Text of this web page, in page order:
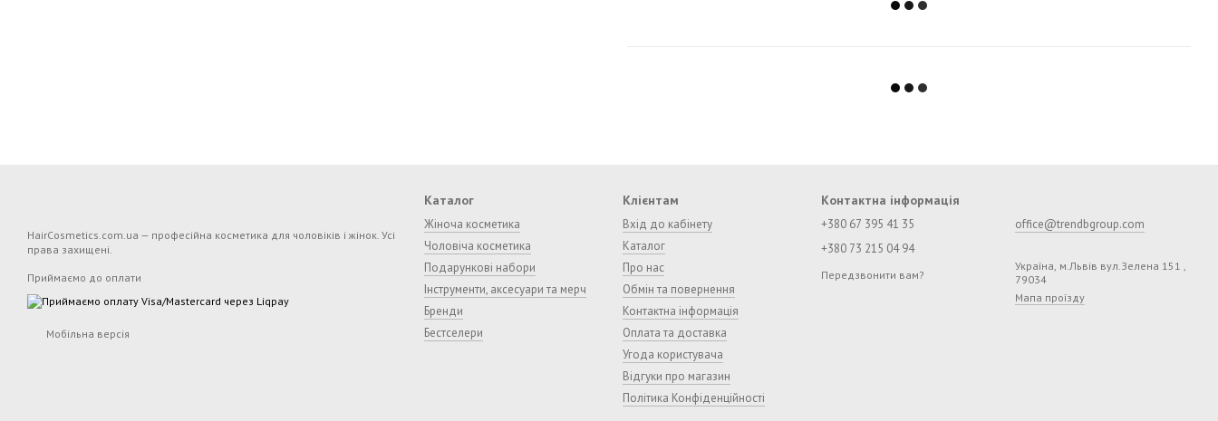
HairCosmetics.com.ua — професійна косметика для чоловіків і жінок. Усі
права захищені.
Приймаємо до оплати
Мобільна версія
Каталог
Жіноча косметика
Чоловіча косметика
Подарункові набори
Інструменти, аксесуари та мерч
Бренди
Бестселери
Клієнтам
Вхід до кабінету
Каталог
Про нас
Обмін та повернення
Контактна інформація
Оплата та доставка
Угода користувача
Відгуки про магазин
Політика Конфіденційності
Контактна інформація
+380 67 395 41 35
+380 73 215 04 94
Передзвонити вам?
office@trendbgroup.com
Україна, м.Львів вул.Зелена 151 ,
79034
Мапа проїзду